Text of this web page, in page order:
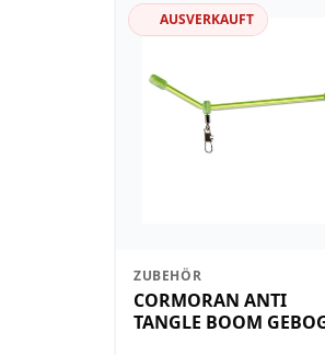
AUSVERKAUFT
ZUBEHÖR
CORMORAN ANTI
TANGLE BOOM